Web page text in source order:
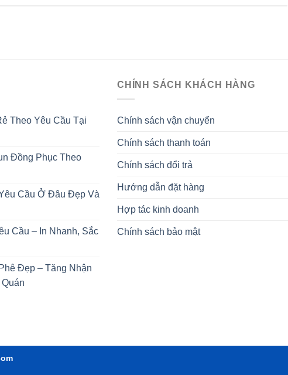
Theo Yêu Cầu Tại
Đồng Phục Theo
Cầu Ở Đâu Đẹp Và
Cầu – In Nhanh, Sắc
Đẹp – Tăng Nhận
CHÍNH SÁCH KHÁCH HÀNG
Chính sách vận chuyển
Chính sách thanh toán
Chính sách đổi trả
Hướng dẫn đặt hàng
Hợp tác kinh doanh
Chính sách bảo mật